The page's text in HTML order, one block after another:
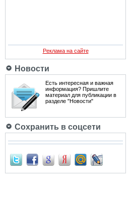
Реклама на сайте
Новости
Есть интересная и важная
информация? Пришлите
материал для публикации в
разделе "Новости"
Сохранить в соцсети